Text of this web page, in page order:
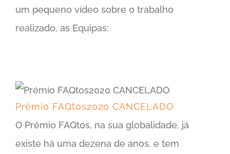
um pequeno vídeo sobre o trabalho
realizado, as Equipas:
Prémio FAQtos2020 CANCELADO
O Prémio FAQtos, na sua globalidade, já
existe há uma dezena de anos, e tem